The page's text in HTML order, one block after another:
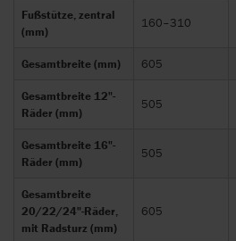
Fußstütze, zentral
(mm)
160–310
Gesamtbreite (mm) 605
Gesamtbreite 12"-
Räder (mm)
505
Gesamtbreite 16"-
Räder (mm)
505
Gesamtbreite
20/22/24"-Räder,
mit Radsturz (mm)
605